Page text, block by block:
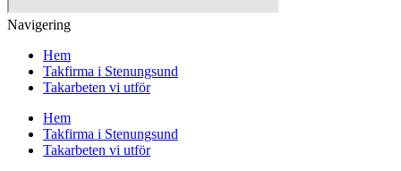
Navigering
Hem
Takfirma i Stenungsund
Takarbeten vi utför
Hem
Takfirma i Stenungsund
Takarbeten vi utför